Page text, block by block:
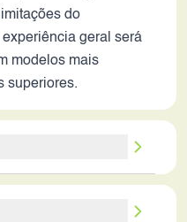
do
geral será
modelos mais
superiores.
secundário de 2MP,